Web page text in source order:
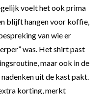
voelt het ook prima
blijft hangen voor koffie,
van wie er
was. Het shirt past
maar ook in de
uit de kast pakt.
korting, merkt